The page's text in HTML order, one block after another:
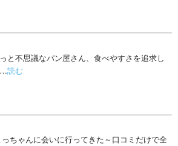
と不思議なパン屋さん、食べやすさを追求し
…読む
ちゃんに会いに行ってきた～口コミだけで全